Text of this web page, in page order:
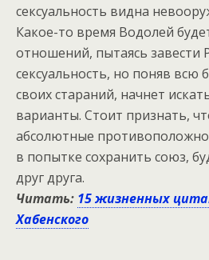
секcуальность видна
Какое-то время Водолей
отношений, пытаясь завести
секcуальность, но поняв всю
своих стараний, начнет
варианты. Стоит признать,
абсолютные
в попытке сохранить союз,
друг друга.
Читать: 15 жизненных
Хабенского